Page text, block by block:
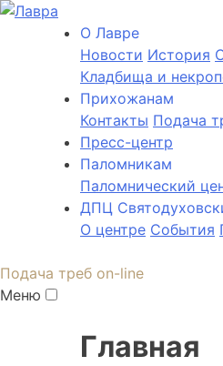
О Лаврe
Новости История
Кладбища и
Прихожанам
Контакты Подача
Пресс-центр
Паломникам
Паломнический
ДПЦ
О центре События
Подача треб on-line
Меню
Главная